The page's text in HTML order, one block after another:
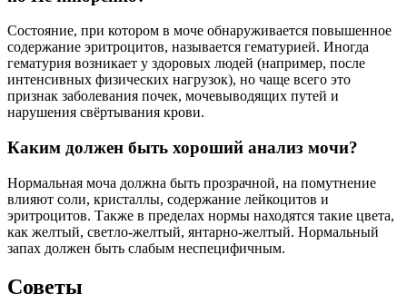
Состояние, при котором в моче обнаруживается повышенное
содержание эритроцитов, называется гематурией. Иногда
гематурия возникает у здоровых людей (например, после
интенсивных физических нагрузок), но чаще всего это
признак заболевания почек, мочевыводящих путей и
нарушения свёртывания крови.
Каким должен быть хороший анализ мочи?
Нормальная моча должна быть прозрачной, на помутнение
влияют соли, кристаллы, содержание лейкоцитов и
эритроцитов. Также в пределах нормы находятся такие цвета,
как желтый, светло-желтый, янтарно-желтый. Нормальный
запах должен быть слабым неспецифичным.
Советы